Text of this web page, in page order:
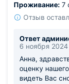
Проживание: 7
Отзыв
Ответ
6 ноября 2024
Анна,
оценку
видеть Вас